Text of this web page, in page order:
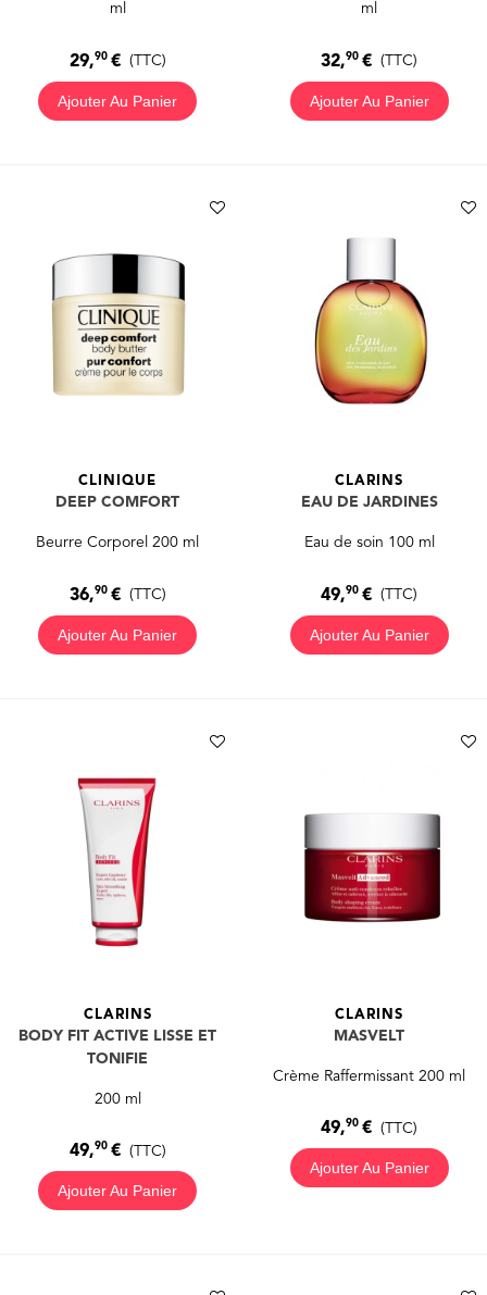
ml
29,90 € (TTC)
Ajouter Au Panier
ml
32,90€ (TTC)
Ajouter Au Panier
CLINIQUE
DEEP COMFORT
Beurre Corporel 200 ml
36,90 € (TTC)
Ajouter Au Panier
CLARINS
EAU DE JARDINES
Eau de soin 100 ml
49,90€ (TTC)
Ajouter Au Panier
CLARINS
BODY FIT ACTIVE LISSE ET
TONIFIE
200 ml
49,90 € (TTC)
Ajouter Au Panier
CLARINS
MASVELT
Crème Raffermissant 200 ml
49,90€ (TTC)
Ajouter Au Panier